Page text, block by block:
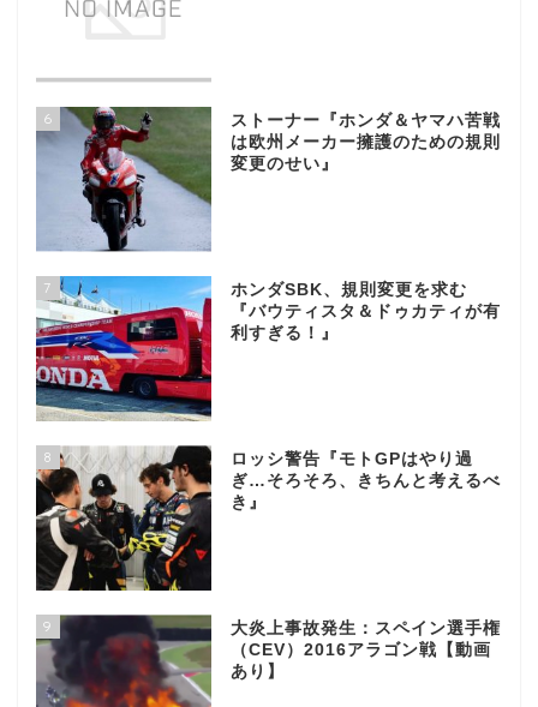
6
ストーナー『ホンダ＆ヤマハ苦戦
は欧州メーカー擁護のための規則
変更のせい』
7
ホンダSBK、規則変更を求む
『バウティスタ＆ドゥカティが有
利すぎる！』
8
ロッシ警告『モトGPはやり過
ぎ…そろそろ、きちんと考えるべ
き』
9
大炎上事故発生：スペイン選手権
（CEV）2016アラゴン戦【動画
あり】